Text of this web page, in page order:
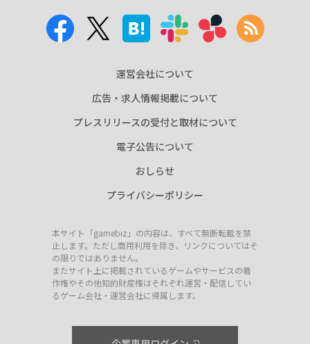
運営会社について
広告・求人情報掲載について
プレスリリースの受付と取材について
電子公告について
おしらせ
プライバシーポリシー
本サイト「gamebiz」の内容は、すべて無断転載を禁
止します。ただし商用利用を除き、リンクについてはそ
の限りではありません。
またサイト上に掲載されているゲームやサービスの著
作権やその他知的財産権はそれぞれ運営・配信してい
るゲーム会社・運営会社に帰属します。